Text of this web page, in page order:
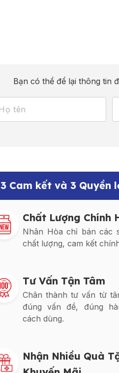
Bạn có thể để lại thông tin
3 Cam kết và 3 Quyền
Chất Lượng Chính
Nhân Hòa chỉ bán các
chất lượng, cam kết
Tư Vấn Tận Tâm
Chân thành tư vấn từ
đúng vấn đề, đúng
cách dùng.
Nhận Nhiều Quà